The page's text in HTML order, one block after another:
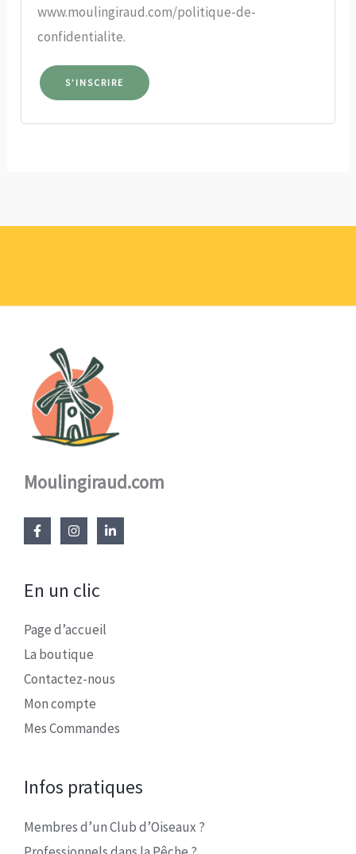
www.moulingiraud.com/politique-de-
confidentialite.
S’INSCRIRE
Moulingiraud.com
En un clic
Page d’accueil
La boutique
Contactez-nous
Mon compte
Mes Commandes
Infos pratiques
Membres d’un Club d’Oiseaux ?